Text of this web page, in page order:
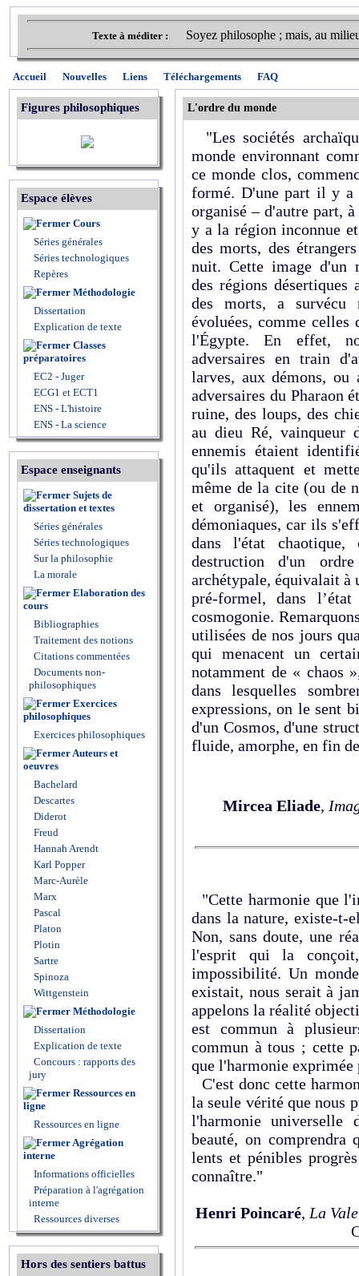
Texte à méditer : Soyez philosophe ; mais, au
Accueil Nouvelles Liens Téléchargements FAQ
Figures philosophiques
Espace élèves
Cours
Séries générales
Séries technologiques
Repères
Méthodologie
Dissertation
Explication de texte
Classes
préparatoires
EC2 - Juger
ECG1 et ECT1
ENS - L'histoire
ENS - La science
Espace enseignants
Sujets de
dissertation et textes
Séries générales
Séries technologiques
Sur la philosophie
La morale
Elaboration des
cours
Bibliographies
Traitement des notions
Citations commentées
Documents non-
philosophiques
Exercices
philosophiques
Exercices philosophiques
Auteurs et
oeuvres
Bachelard
Descartes
Diderot
Freud
Hannah Arendt
Karl Popper
Marc-Aurèle
Marx
Pascal
Platon
Plotin
Sartre
Spinoza
Wittgenstein
Méthodologie
Dissertation
Explication de texte
Concours : rapports des
jury
Ressources en
ligne
Ressources en ligne
Agrégation
interne
Informations officielles
Préparation à l'agrégation
interne
Ressources diverses
Hors des sentiers battus
L'ordre du monde
"Les sociétés
monde environnant
ce monde clos,
formé. D'une part il y a
organisé – d'autre part,
y a la région inconnue
des morts, des
nuit. Cette image d'un
des régions désertiques
des morts, a survécu
évoluées, comme celles
l'Égypte. En effet,
adversaires en train
larves, aux démons, ou
adversaires du Pharaon
ruine, des loups, des
au dieu Ré, vainqueur
ennemis étaient
qu'ils attaquent et
même de la cite (ou de
et organisé), les
démoniaques, car ils
dans l'état
destruction d'un
archétypale, équivalait à
pré-formel, dans
cosmogonie.
utilisées de nos jours
qui menacent un
notamment de « chaos
dans lesquelles
expressions, on le sent
d'un Cosmos, d'une
fluide, amorphe, en fin
Mircea Eliade,
"Cette harmonie que
dans la nature, existe-t-
Non, sans doute, une
l'esprit qui la
impossibilité. Un
existait, nous serait à
appelons la réalité
est commun à
commun à tous ; cette
que l'harmonie exprimée
C'est donc cette
la seule vérité que nous
l'harmonie universelle
beauté, on comprendra
lents et pénibles
connaître."
Henri Poincaré, La